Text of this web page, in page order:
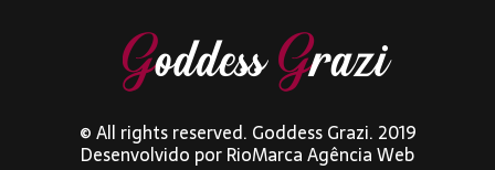
© All rights reserved. Goddess Grazi. 2019
Desenvolvido porRioMarca Agência Web